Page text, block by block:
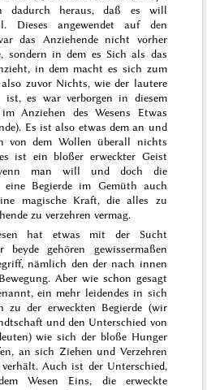
dadurch heraus, daß es will
Dieses angewendet auf den
das Anziehende nicht vorher
sondern in dem es Sich als das
in dem macht es sich zum
zuvor Nichts, wie der lautere
es war verborgen in diesem
Anziehen des Wesens Etwas
Es ist also etwas dem an und
von dem Wollen überall nichts
ist ein bloßer erweckter Geist
man will und doch die
Begierde im Gemüth auch
magische Kraft, die alles zu
zu verzehren vermag.
hat etwas mit der Sucht
beyde gehören gewissermaßen
nämlich den der nach innen
Aber wie schon gesagt
ein mehr leidendes in sich
zu der erweckten Begierde (wir
und den Unterschied von
wie sich der bloße Hunger
an sich Ziehen und Verzehren
verhält. Auch ist der Unterschied,
Wesen Eins, die erweckte